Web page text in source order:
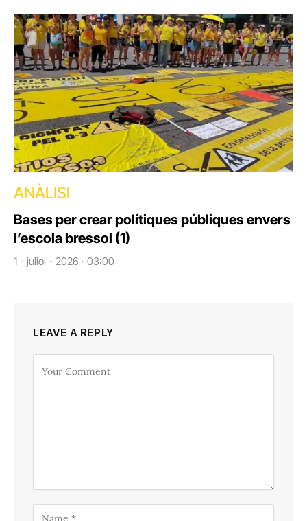
ANÀLISI
Bases per crear polítiques públiques envers
l’escola bressol (1)
1 - juliol - 2026 · 03:00
LEAVE A REPLY